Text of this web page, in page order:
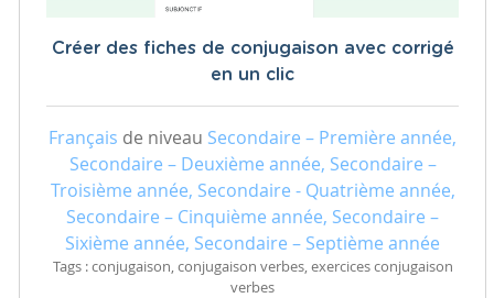
Créer des fiches de conjugaison avec corrigé
en un clic
Français de niveau Secondaire – Première année,
Secondaire – Deuxième année, Secondaire –
Troisième année, Secondaire - Quatrième année,
Secondaire – Cinquième année, Secondaire –
Sixième année, Secondaire – Septième année
Tags : conjugaison, conjugaison verbes, exercices conjugaison
verbes